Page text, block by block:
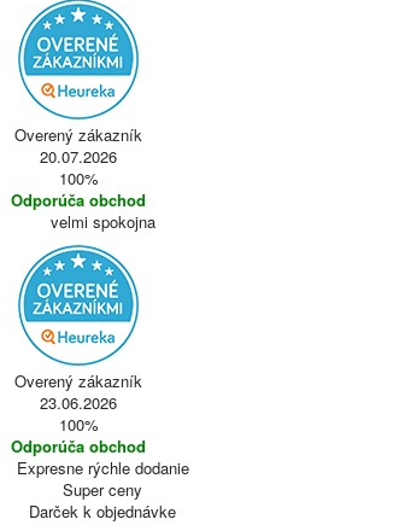
Overený zákazník
20.07.2026
100%
Odporúča obchod
velmi spokojna
Overený zákazník
23.06.2026
100%
Odporúča obchod
Expresne rýchle dodanie
Super ceny
Darček k objednávke